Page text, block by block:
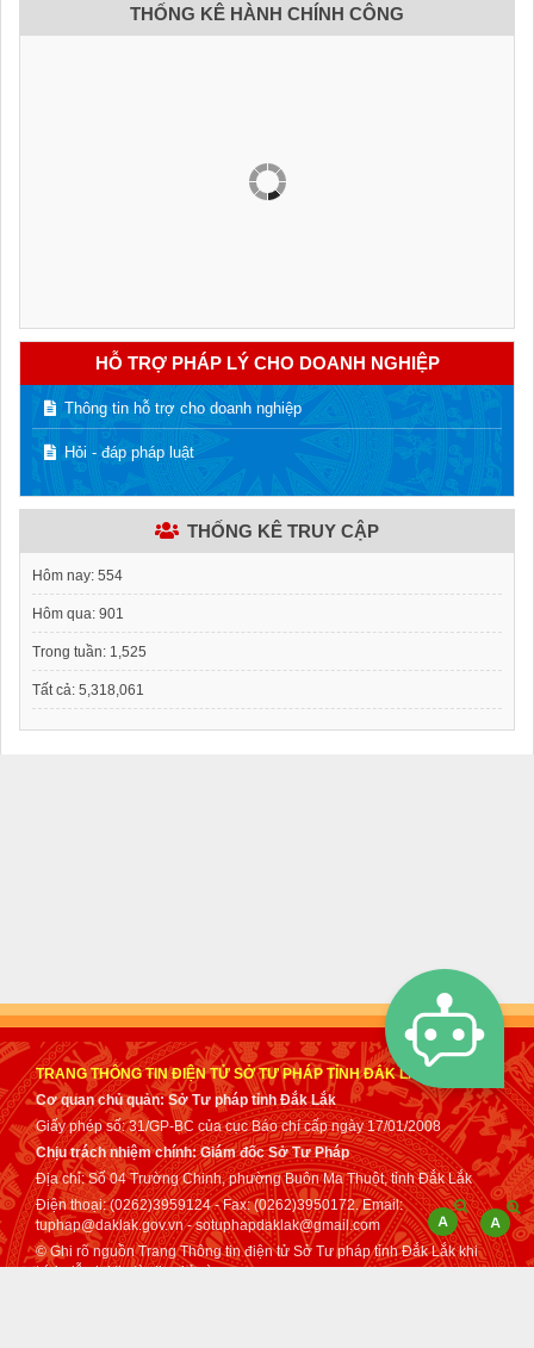
THỐNG KÊ HÀNH CHÍNH CÔNG
HỖ TRỢ PHÁP LÝ CHO DOANH NGHIỆP
Thông tin hỗ trợ cho doanh nghiệp
Hỏi - đáp pháp luật
THỐNG KÊ TRUY CẬP
Hôm nay: 554
Hôm qua: 901
Trong tuần: 1,525
Tất cả: 5,318,061
TRANG THÔNG TIN ĐIỆN TỬ SỞ TƯ PHÁP TỈNH ĐẮK LẮK
Cơ quan chủ quản: Sở Tư pháp tỉnh Đắk Lắk
Giấy phép số: 31/GP-BC của cục Báo chí cấp ngày 17/01/2008
Chịu trách nhiệm chính: Giám đốc Sở Tư Pháp
Địa chỉ: Số 04 Trường Chinh, phường Buôn Ma Thuột, tỉnh Đắk Lắk
Điện thoại: (0262)3959124 - Fax: (0262)3950172. Email:
tuphap@daklak.gov.vn - sotuphapdaklak@gmail.com
© Ghi rõ nguồn Trang Thông tin điện tử Sở Tư pháp tỉnh Đắk Lắk khi
trích dẫn lại tin từ địa chỉ này.